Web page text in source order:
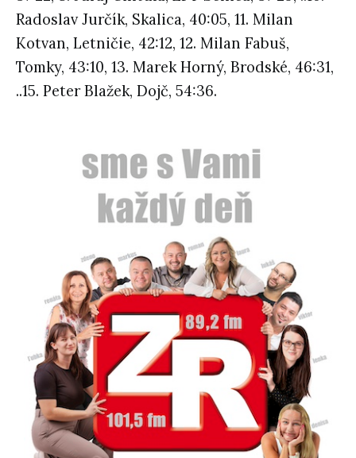
Radoslav Jurčík, Skalica, 40:05, 11. Milan
Kotvan, Letničie, 42:12, 12. Milan Fabuš,
Tomky, 43:10, 13. Marek Horný, Brodské, 46:31,
..15. Peter Blažek, Dojč, 54:36.